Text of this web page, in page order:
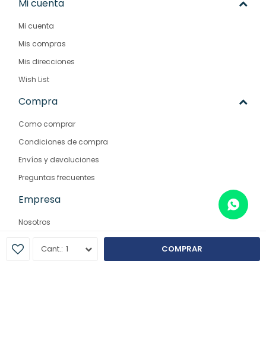
1 COMPRAR
Mi cuenta
Mi cuenta
Mis compras
Mis direcciones
Wish List
Compra
Como comprar
Condiciones de compra
Envíos y devoluciones
Preguntas frecuentes
Empresa
Nosotros